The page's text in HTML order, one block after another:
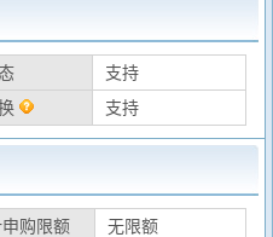
支持
支持
申购限额
无限额